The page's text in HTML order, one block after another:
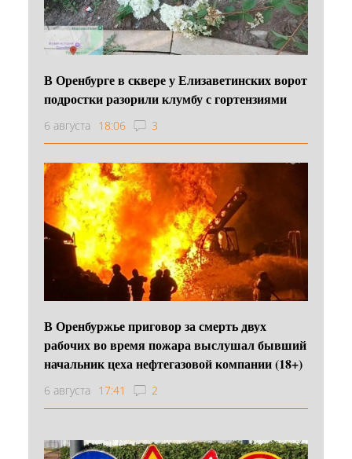
В Оренбурге в сквере у Елизаветинских ворот
подростки разорили клумбу с гортензиями
6 августа 18:06 3
В Оренбуржье приговор за смерть двух
рабочих во время пожара выслушал бывший
начальник цеха нефтегазовой компании (18+)
6 августа 17:41 2